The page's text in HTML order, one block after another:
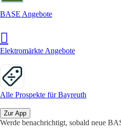
BASE Angebote
Elektromärkte Angebote
Alle Prospekte für Bayreuth
Zur App
Werde benachrichtigt, sobald neue